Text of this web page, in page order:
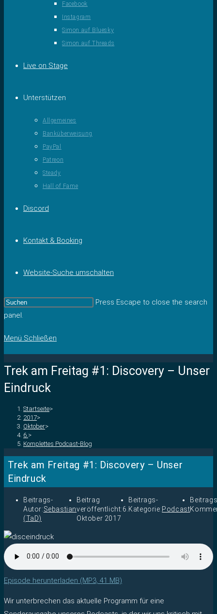
Facebook
Instagram
Simon auf Bluesky
Simon auf Threads
Live on Stage
Unterstützen
Allgemeines
Banküberweisung
PayPal
Patreon
Steady
Hall of Fame
Discord
Kontakt & Booking
Website-Suche umschalten
Press Escape to close the search
panel.
Menü Schließen
Trek am Freitag #1: Discovery – Unser
Eindruck
Startseite>
2017>
Oktober>
6. >
Komplettes Podcast-Blog
Trek am Freitag #1: Discovery – Unser
Eindruck
Beitrags-
Autor:Sebastian
(TaD)
Beitrag
veröffentlicht:6.
Oktober 2017
Beitrags-
Kategorie:Podcast
Episode herunterladen (MP3, 41 MB)
Wir unterbrechen das aktuelle Programm für eine